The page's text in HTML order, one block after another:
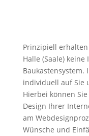
Prinzipiell
Halle (Saale)
Baukastensystem.
individuell auf Sie
Hierbei können
Design Ihrer
am
Wünsche und